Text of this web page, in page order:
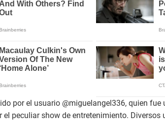
por el usuario @miguelangel336, quien fue
el peculiar show de entretenimiento. Diversos